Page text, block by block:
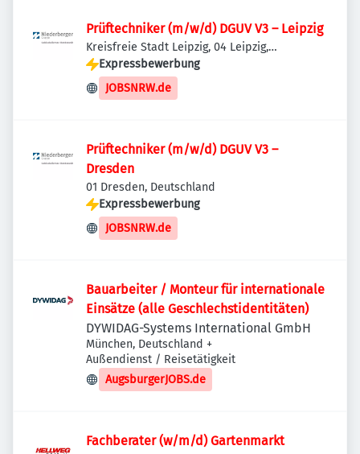
Prüftechniker (m/w/d) DGUV V3 – Leipzig
Kreisfreie Stadt Leipzig, 04 Leipzig,
Deutschland
Expressbewerbung
JOBSNRW.de
Prüftechniker (m/w/d) DGUV V3 –
Dresden
01 Dresden, Deutschland
Expressbewerbung
JOBSNRW.de
Bauarbeiter / Monteur für internationale
Einsätze (alle Geschlechstidentitäten)
DYWIDAG-Systems International GmbH
München, Deutschland +
Außendienst / Reisetätigkeit
AugsburgerJOBS.de
Fachberater (w/m/d) Gartenmarkt